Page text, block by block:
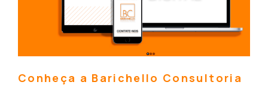
Conheça a Barichello Consultoria